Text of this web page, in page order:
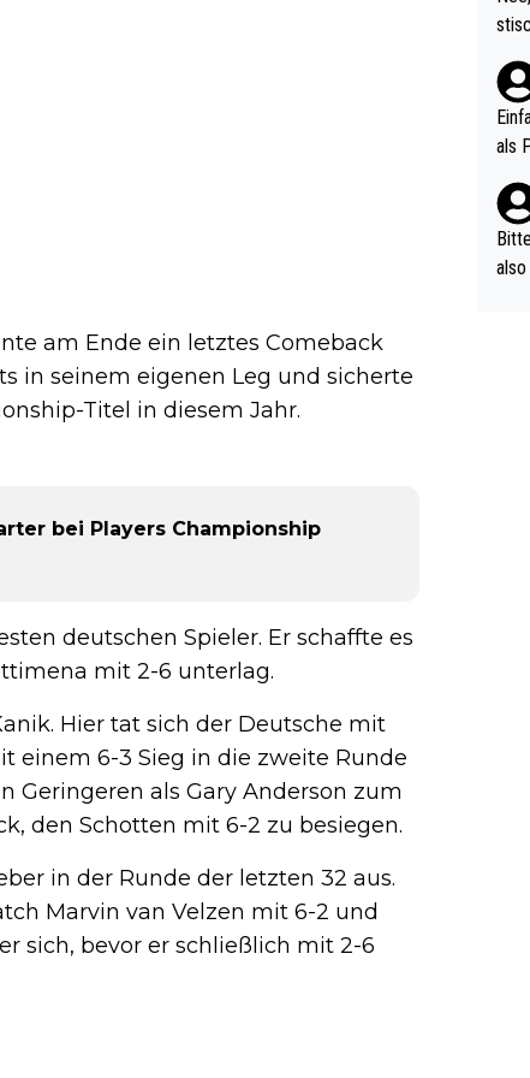
am Ende ein letztes Comeback
in seinem eigenen Leg und sicherte
Titel in diesem Jahr.
bei Players Championship
deutschen Spieler. Er schaffte es
mit 2-6 unterlag.
Hier tat sich der Deutsche mit
einem 6-3 Sieg in die zweite Runde
Geringeren als Gary Anderson zum
den Schotten mit 6-2 zu besiegen.
in der Runde der letzten 32 aus.
Marvin van Velzen mit 6-2 und
sich, bevor er schließlich mit 2-6
(in
als
nes
ttler
vV
als